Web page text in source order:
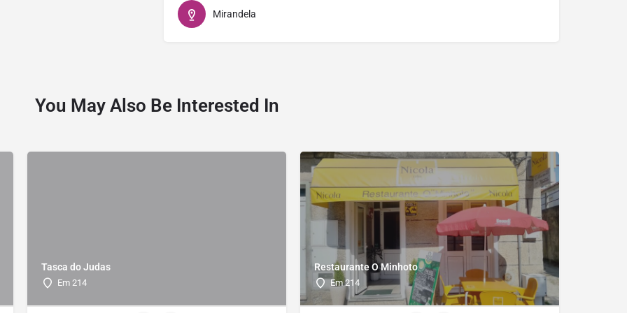
Mirandela
You May Also Be Interested In
Tasca do Judas
Em 214
Restaurante O Minhoto
Em 214